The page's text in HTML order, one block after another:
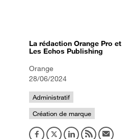
La rédaction Orange Pro et
Les Echos Publishing
Orange
28/06/2024
Administratif
Création de marque